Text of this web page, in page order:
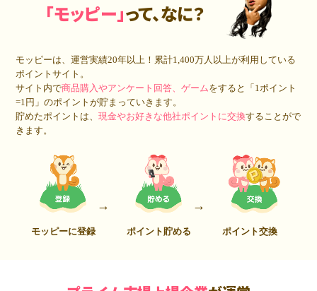
「モッピー」って、なに？
モッピーは、運営実績20年以上！累計1,400万人 以上が利用している
ポイントサイト。
サイト内で商品購入やアンケート回答、ゲームをすると「1ポイント
=1円」のポイントが貯まっていきます。
貯めたポイントは、現金やお好きな他社ポイントに交換することがで
きます。
モッピーに登録 ポイント貯める ポイント交換